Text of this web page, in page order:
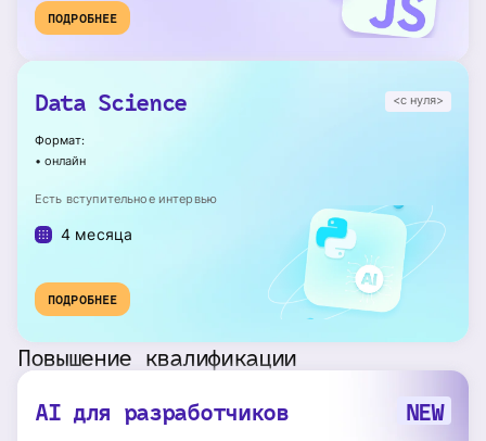
ПОДРОБНЕЕ
Data Science <с нуля>
Формат:
• онлайн
Есть вступительное интервью
4 месяца
ПОДРОБНЕЕ
Повышение квалификации
AI для разработчиков
NEW